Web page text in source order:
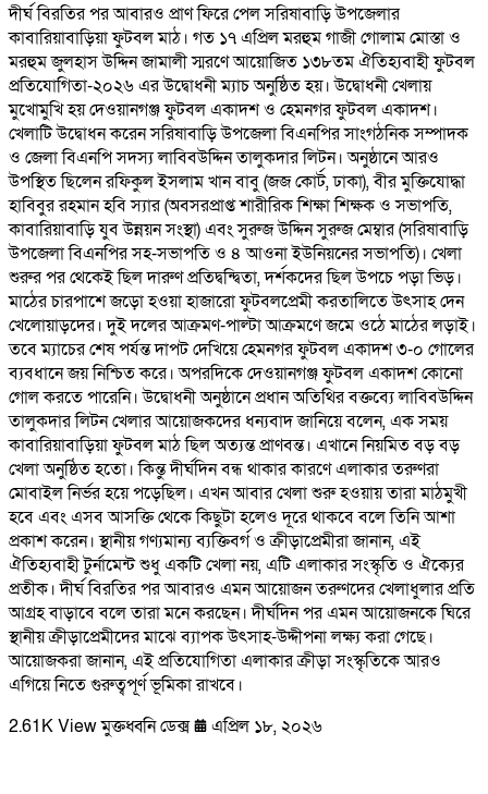
দীর্ঘ বিরতির পর আবারও প্রাণ ফিরে পেল সরিষাবাড়ি উপজেলার
কাবারিয়াবাড়িয়া ফুটবল মাঠ। গত ১৭ এপ্রিল মরহুম গাজী গোলাম মোস্তা ও
মরহুম জুলহাস উদ্দিন জামালী স্মরণে আয়োজিত ১৩৮তম ঐতিহ্যবাহী ফুটবল
প্রতিযোগিতা-২০২৬ এর উদ্বোধনী ম্যাচ অনুষ্ঠিত হয়। উদ্বোধনী খেলায়
মুখোমুখি হয় দেওয়ানগঞ্জ ফুটবল একাদশ ও হেমনগর ফুটবল একাদশ।
খেলাটি উদ্বোধন করেন সরিষাবাড়ি উপজেলা বিএনপির সাংগঠনিক সম্পাদক
ও জেলা বিএনপি সদস্য লাবিবউদ্দিন তালুকদার লিটন। অনুষ্ঠানে আরও
উপস্থিত ছিলেন রফিকুল ইসলাম খান বাবু (জজ কোর্ট, ঢাকা), বীর মুক্তিযোদ্ধা
হাবিবুর রহমান হবি স্যার (অবসরপ্রাপ্ত শারীরিক শিক্ষা শিক্ষক ও সভাপতি,
কাবারিয়াবাড়ি যুব উন্নয়ন সংস্থা) এবং সুরুজ উদ্দিন সুরুজ মেম্বার (সরিষাবাড়ি
উপজেলা বিএনপির সহ-সভাপতি ও ৪ আওনা ইউনিয়নের সভাপতি)। খেলা
শুরুর পর থেকেই ছিল দারুণ প্রতিদ্বন্দ্বিতা, দর্শকদের ছিল উপচে পড়া ভিড়।
মাঠের চারপাশে জড়ো হওয়া হাজারো ফুটবলপ্রেমী করতালিতে উৎসাহ দেন
খেলোয়াড়দের। দুই দলের আক্রমণ-পাল্টা আক্রমণে জমে ওঠে মাঠের লড়াই।
তবে ম্যাচের শেষ পর্যন্ত দাপট দেখিয়ে হেমনগর ফুটবল একাদশ ৩-০ গোলের
ব্যবধানে জয় নিশ্চিত করে। অপরদিকে দেওয়ানগঞ্জ ফুটবল একাদশ কোনো
গোল করতে পারেনি। উদ্বোধনী অনুষ্ঠানে প্রধান অতিথির বক্তব্যে লাবিবউদ্দিন
তালুকদার লিটন খেলার আয়োজকদের ধন্যবাদ জানিয়ে বলেন, এক সময়
কাবারিয়াবাড়িয়া ফুটবল মাঠ ছিল অত্যন্ত প্রাণবন্ত। এখানে নিয়মিত বড় বড়
খেলা অনুষ্ঠিত হতো। কিন্তু দীর্ঘদিন বন্ধ থাকার কারণে এলাকার তরুণরা
মোবাইল নির্ভর হয়ে পড়েছিল। এখন আবার খেলা শুরু হওয়ায় তারা মাঠমুখী
হবে এবং এসব আসক্তি থেকে কিছুটা হলেও দূরে থাকবে বলে তিনি আশা
প্রকাশ করেন। স্থানীয় গণ্যমান্য ব্যক্তিবর্গ ও ক্রীড়াপ্রেমীরা জানান, এই
ঐতিহ্যবাহী টুর্নামেন্ট শুধু একটি খেলা নয়, এটি এলাকার সংস্কৃতি ও ঐক্যের
প্রতীক। দীর্ঘ বিরতির পর আবারও এমন আয়োজন তরুণদের খেলাধুলার প্রতি
আগ্রহ বাড়াবে বলে তারা মনে করছেন। দীর্ঘদিন পর এমন আয়োজনকে ঘিরে
স্থানীয় ক্রীড়াপ্রেমীদের মাঝে ব্যাপক উৎসাহ-উদ্দীপনা লক্ষ্য করা গেছে।
আয়োজকরা জানান, এই প্রতিযোগিতা এলাকার ক্রীড়া সংস্কৃতিকে আরও
এগিয়ে নিতে গুরুত্বপূর্ণ ভূমিকা রাখবে।
2.61K Viewমুক্তধ্বনি ডেক্স এপ্রিল ১৮, ২০২৬